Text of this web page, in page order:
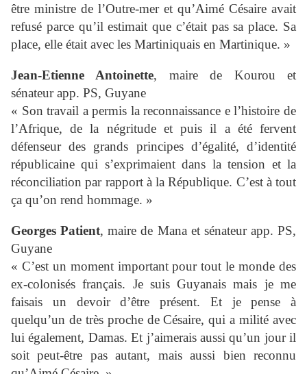
être ministre de l’Outre-mer et qu’Aimé Césaire avait
refusé parce qu’il estimait que c’était pas sa place. Sa
place, elle était avec les Martiniquais en Martinique. »
Jean-Etienne Antoinette, maire de Kourou et
sénateur app. PS, Guyane
« Son travail a permis la reconnaissance e l’histoire de
l’Afrique, de la négritude et puis il a été fervent
défenseur des grands principes d’égalité, d’identité
républicaine qui s’exprimaient dans la tension et la
réconciliation par rapport à la République. C’est à tout
ça qu’on rend hommage. »
Georges Patient, maire de Mana et sénateur app. PS,
Guyane
« C’est un moment important pour tout le monde des
ex-colonisés français. Je suis Guyanais mais je me
faisais un devoir d’être présent. Et je pense à
quelqu’un de très proche de Césaire, qui a milité avec
lui également, Damas. Et j’aimerais aussi qu’un jour il
soit peut-être pas autant, mais aussi bien reconnu